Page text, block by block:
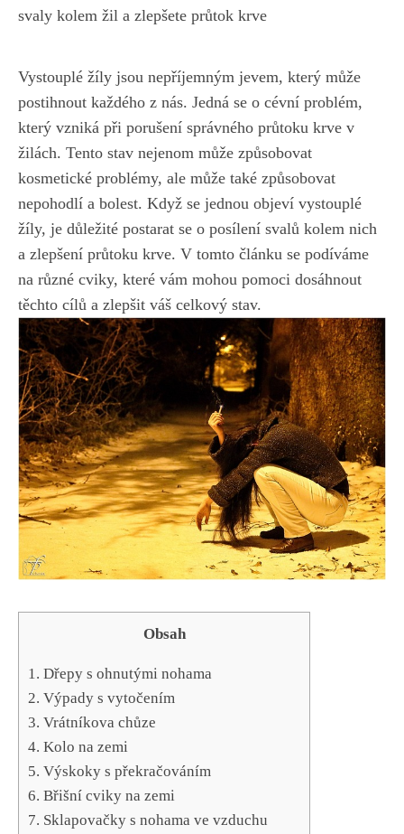
svaly kolem žil a zlepšete průtok krve
Vystouplé žíly jsou nepříjemným‍ jevem, který může
postihnout každého z ⁣nás. Jedná se o cévní ⁣problém,
který vzniká při porušení správného průtoku krve v
‍žilách. Tento stav nejenom může ‌způsobovat
kosmetické problémy, ​ale⁢ může také způsobovat
nepohodlí a ⁣bolest.‌ Když se jednou objeví vystouplé
žíly, je důležité postarat se o ‌posílení svalů⁤ kolem nich
a zlepšení​ průtoku krve. V tomto ‍článku se podíváme
na různé cviky, které vám mohou‌ pomoci dosáhnout
těchto cílů a zlepšit váš ​celkový stav.
Obsah
1. Dřepy s ‍ohnutými nohama
2. Výpady s vytočením
3.​ Vrátníkova chůze
4. ​Kolo‍ na‍ zemi
5. ⁤Výskoky ⁣s překračováním
6. Břišní cviky ⁢na zemi
7. Sklapovačky ⁤s nohama ⁣ve ⁢vzduchu